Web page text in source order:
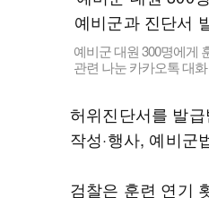
예비군 대원 300명에게
관련 나눈 카카오톡 대
허위진단서를 발
작성·행사, 예비군
검찰은 훈련 연기